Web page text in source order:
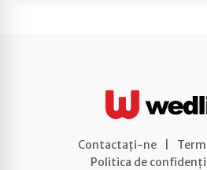
Contactați-ne
Politica de